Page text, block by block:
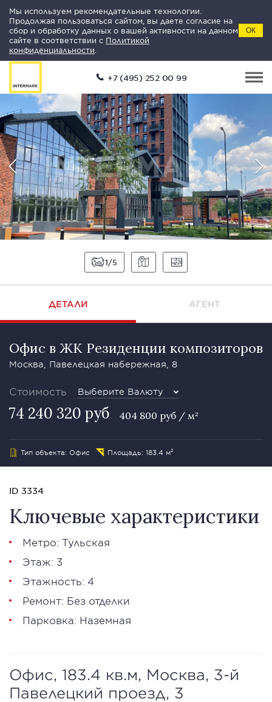
Мы используем рекомендательные технологии.
Продолжая пользоваться сайтом, вы даете согласие на
сбор и обработку данных о вашей активности на данном
сайте в соответствии с Политикой
конфиденциальности
ОК
+7 (495) 252 00 99
1 5
ДЕТАЛИ АГЕНТ
Офис в ЖК Резиденции композиторов
Москва, Павелецкая набережная, 8
Стоимость Выберите Валюту
74 240 320 руб 404 800 руб / м²
Тип объекта: Офис Площадь: 183.4 м²
ID 3334
Ключевые характеристики
Метро: Тульская
Этаж: 3
Этажность: 4
Ремонт: Без отделки
Парковка: Наземная
Офис, 183.4 кв.м, Москва, 3-й
Павелецкий проезд, 3